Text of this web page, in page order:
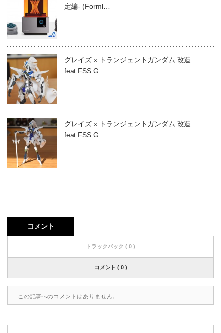
定編- (Forml…
グレイズ x トランジェントガンダム 改造
feat.FSS G…
グレイズ x トランジェントガンダム 改造
feat.FSS G…
コメント
トラックバック ( 0 )
コメント ( 0 )
この記事へのコメントはありません。